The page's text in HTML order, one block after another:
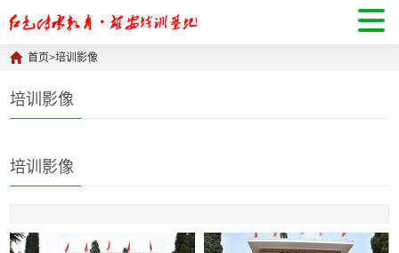
首页>培训影像
培训影像
培训影像